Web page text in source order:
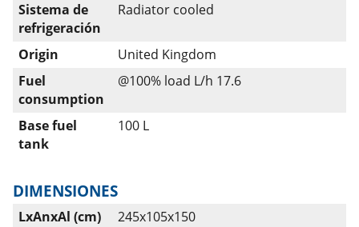
Sistema de
refrigeración
Radiator cooled
Origin
United Kingdom
Fuel
consumption
@100% load L/h 17.6
Base fuel
tank
100 L
DIMENSIONES
LxAnxAl (cm)
245x105x150